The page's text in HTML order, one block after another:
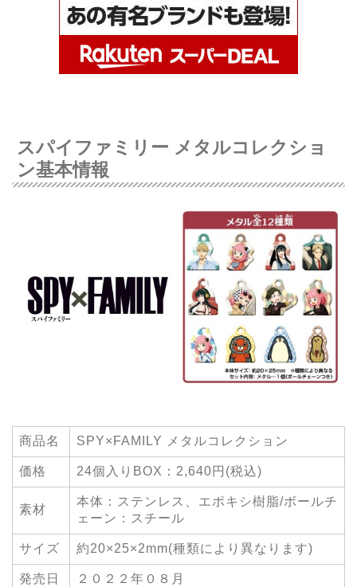
スパイファミリー メタルコレクショ
ン基本情報
商品名 SPY×FAMILY メタルコレクション
価格 24個入りBOX：2,640円(税込)
素材
本体：ステンレス、エポキシ樹脂/ボールチ
ェーン：スチール
サイズ 約20×25×2mm(種類により異なります)
発売日 ２０２２年０８月